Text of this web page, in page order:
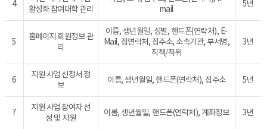
4
활성화 참여대학 관리
mail
5년
5
홈페이지 회원정보 관
리
이름, 생년월일, 성별, 핸드폰(연락처), E-
Mail, 집연락처, 집주소, 소속기관, 부서명,
직책/직위
3년
6
지원 사업 신청서 정
보
이름, 생년월일, 핸드폰(연락처), 집주소 5년
7
지원 사업 참여자 선
정 및 지원
이름, 생년월일, 핸드폰(연락처), 계좌정보 3년